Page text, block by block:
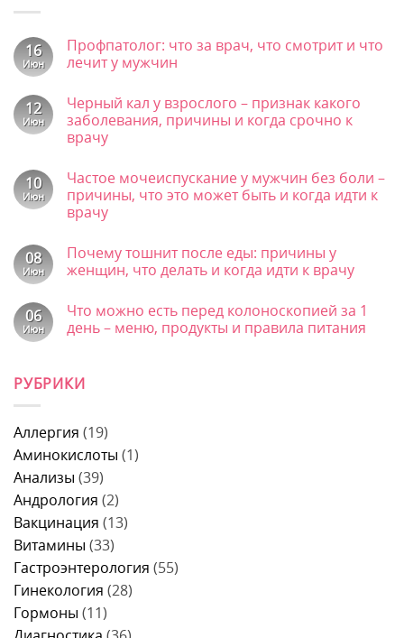
16
Июн
Профпатолог: что за врач, что смотрит и что
лечит у мужчин
записи
Профпатолог:
что
за
врач,
смотрит
что
лечит
у
12
Июн
Черный кал у взрослого – признак какого
заболевания, причины и когда срочно к
врачу
записи
Черный
кал
у
взрослого
признак
какого
заболевания,
когда
срочно
к
10
Июн
Частое мочеиспускание у мужчин без боли –
причины, что это может быть и когда идти к
врачу
записи
Частое
мочеиспускание
без
боли
–
может
идти
к
врачу
08
Июн
Почему тошнит после еды: причины у
женщин, что делать и когда идти к врачу
записи
Почему
тошнит
у
женщин,
и
когда
идти
к
врачу
06
Июн
Что можно есть перед колоноскопией за 1
день – меню, продукты и правила питания
Что
можно
колоноскопией
за
1
день
–
меню,
продукты
и
правила
питания
РУБРИКИ
Аллергия (19)
Аминокислоты (1)
Анализы (39)
Андрология (2)
Вакцинация (13)
Витамины (33)
Гастроэнтерология (55)
Гинекология (28)
Гормоны (11)